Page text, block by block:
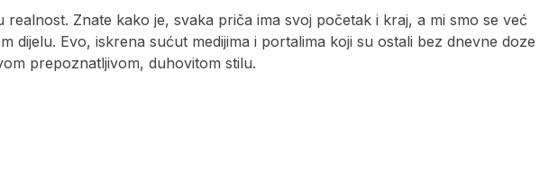
realnost. Znate kako je, svaka priča ima svoj početak i kraj, a mi smo se već
dijelu. Evo, iskrena sućut medijima i portalima koji su ostali bez dnevne doze
prepoznatljivom, duhovitom stilu.